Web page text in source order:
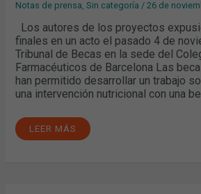
Notas de prensa,Sin categoría /26 de
Los autores de los proyectos
finales en un acto el pasado 4 de
Tribunal de Becas en la sede del
Farmacéuticos de Barcelona Las
han permitido desarrollar un trabajo
una intervención nutricional con una
LEER MÁS